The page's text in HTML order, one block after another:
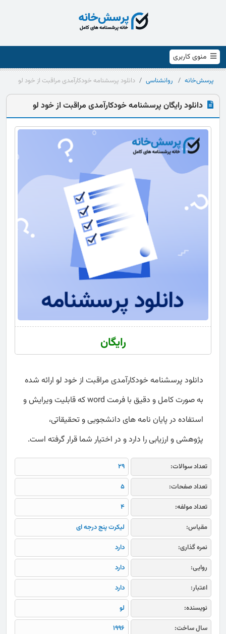
منوی کاربری
پرسش‌خانه روانشناسی دانلود پرسشنامه خودکارآمدی مراقبت از خود لو
دانلود رایگان پرسشنامه خودکارآمدی مراقبت از خود لو
رایگان
دانلود پرسشنامه خودکارآمدی مراقبت از خود لو ارائه شده
به صورت کامل و دقیق با فرمت word که قابلیت ویرایش و
استفاده در پایان نامه های دانشجویی و تحقیقاتی،
پژوهشی و ارزیابی را دارد و در اختیار شما قرار گرفته است.
تعداد سوالات:
29
تعداد صفحات:
5
تعداد مولفه:
4
مقیاس:
لیکرت پنج درجه ای
نمره گذاری:
دارد
روایی:
دارد
اعتبار:
دارد
نویسنده:
لو
سال ساخت:
1996